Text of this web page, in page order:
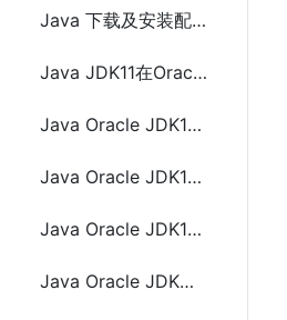
Java 下载及安装配置OpenJDK和OpenJFX方法步骤
Java JDK11在Oracle Solaris上安装配置
Java Oracle JDK11在Windows上安装配置
Java Oracle JDK11在Linux上安装配置
Java Oracle JDK11在MacOS上安装配置
Java Oracle JDK在Oracle Solaris、Windows、Linux和Mac上安装配置